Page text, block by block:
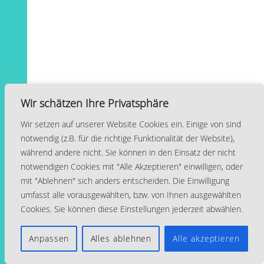
Wir schätzen Ihre Privatsphäre
Wir setzen auf unserer Website Cookies ein. Einige von sind
notwendig (z.B. für die richtige Funktionalität der Website),
während andere nicht. Sie können in den Einsatz der nicht
notwendigen Cookies mit "Alle Akzeptieren" einwilligen, oder
mit "Ablehnen" sich anders entscheiden. Die Einwilligung
umfasst alle vorausgewählten, bzw. von Ihnen ausgewählten
Cookies. Sie können diese Einstellungen jederzeit abwählen.
Anpassen Alles ablehnen Alle akzeptieren
Lindgren Schule
Back